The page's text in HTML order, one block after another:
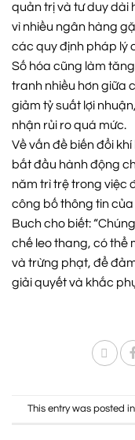
quản trị và tư duy dài
vì nhiều ngân hàng
các quy định pháp lý
Số hóa cũng làm
tranh nhiều hơn giữa
giảm tỷ suất lợi
nhận rủi ro quá mức.
Về vấn đề biến đổi
bắt đầu hành động
năm trì trệ trong việc
công bố thông tin của
Buch cho biết:
chế leo thang, có thể
và trừng phạt, để
giải quyết và khắc
This entry was posted in